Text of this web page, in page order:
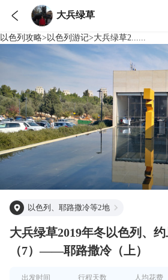
 大兵绿草
以色列 攻略> 以色列 游记>大兵绿草2......
以色列、耶路撒冷等2地
大兵绿草2019年冬以色列、
（7）——耶路撒冷（上）
出发时间 行程天数 人均花费